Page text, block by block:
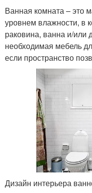
Ванная комната – это
уровнем влажности, в
раковина, ванна и/или
необходимая мебель
если пространство
Дизайн интерьера